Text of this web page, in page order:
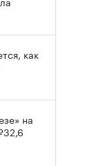
как
на